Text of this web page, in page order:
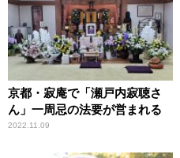
京都・寂庵で「瀬戸内寂聴さ
ん」一周忌の法要が営まれる
2022.11.09